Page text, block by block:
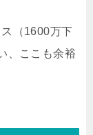
（1600万下
、ここも余裕